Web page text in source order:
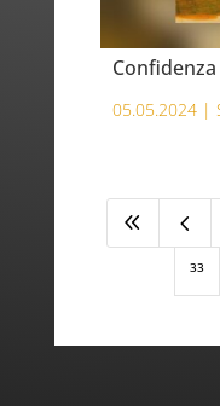
Confidenza
05.05.2024 |
8 4
33